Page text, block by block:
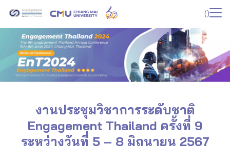
content
()
Search
for:
งานประชุมวิชาการระดับชาติ
Engagement Thailand ครั้งที่ 9
ระหว่างวันที่ 5 – 8 มิถุนายน 2567